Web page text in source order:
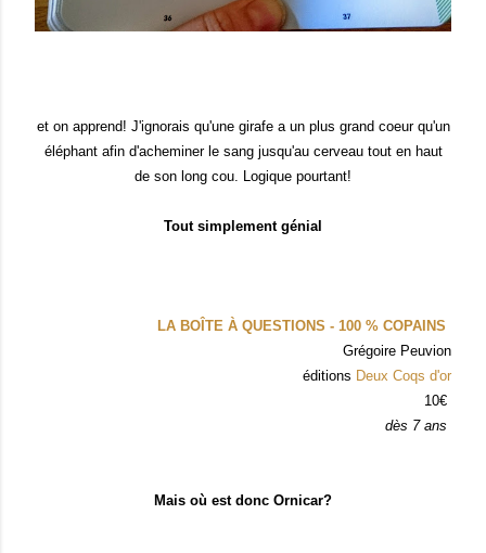
et on apprend! J'ignorais qu'une girafe a un plus grand coeur qu'un
éléphant afin d'acheminer le sang jusqu'au cerveau tout en haut
de son long cou. Logique pourtant!
Tout simplement génial
LA BOÎTE À QUESTIONS - 100 % COPAINS
Grégoire Peuvion
éditions Deux Coqs d'or
10€
dès 7 ans
Mais où est donc Ornicar?